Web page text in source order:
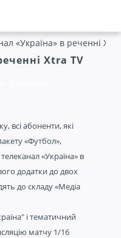
«Україна» в реченні Xtra
Xtra TV
всі абоненти, які
«Футбол»,
«Україна» в
додатки до двох
до складу «Медіа
і тематичний
матчу 1/16